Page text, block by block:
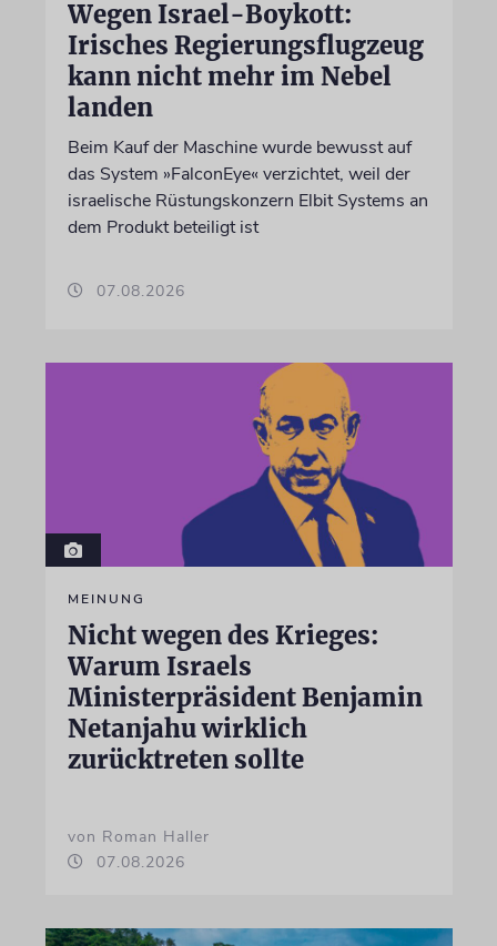
Wegen Israel-Boykott:
Irisches Regierungsflugzeug
kann nicht mehr im Nebel
landen
Beim Kauf der Maschine wurde bewusst auf
das System »FalconEye« verzichtet, weil der
israelische Rüstungskonzern Elbit Systems an
dem Produkt beteiligt ist
07.08.2026
MEINUNG
Nicht wegen des Krieges:
Warum Israels
Ministerpräsident Benjamin
Netanjahu wirklich
zurücktreten sollte
von Roman Haller
07.08.2026